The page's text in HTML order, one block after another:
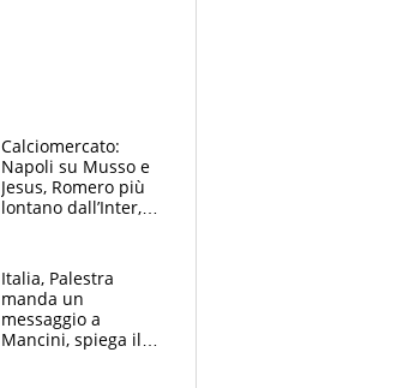
Calciomercato:
Napoli su Musso e
Jesus, Romero più
lontano dall’Inter,
tabellone
Italia, Palestra
manda un
messaggio a
Mancini, spiega il